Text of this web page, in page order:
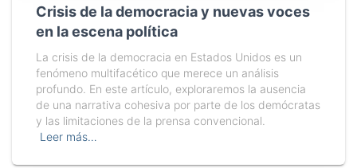
Crisis de la democracia y nuevas voces
en la escena política
La crisis de la democracia en Estados Unidos es un
fenómeno multifacético que merece un análisis
profundo. En este artículo, exploraremos la ausencia
de una narrativa cohesiva por parte de los demócratas
y las limitaciones de la prensa convencional.
Leer más…